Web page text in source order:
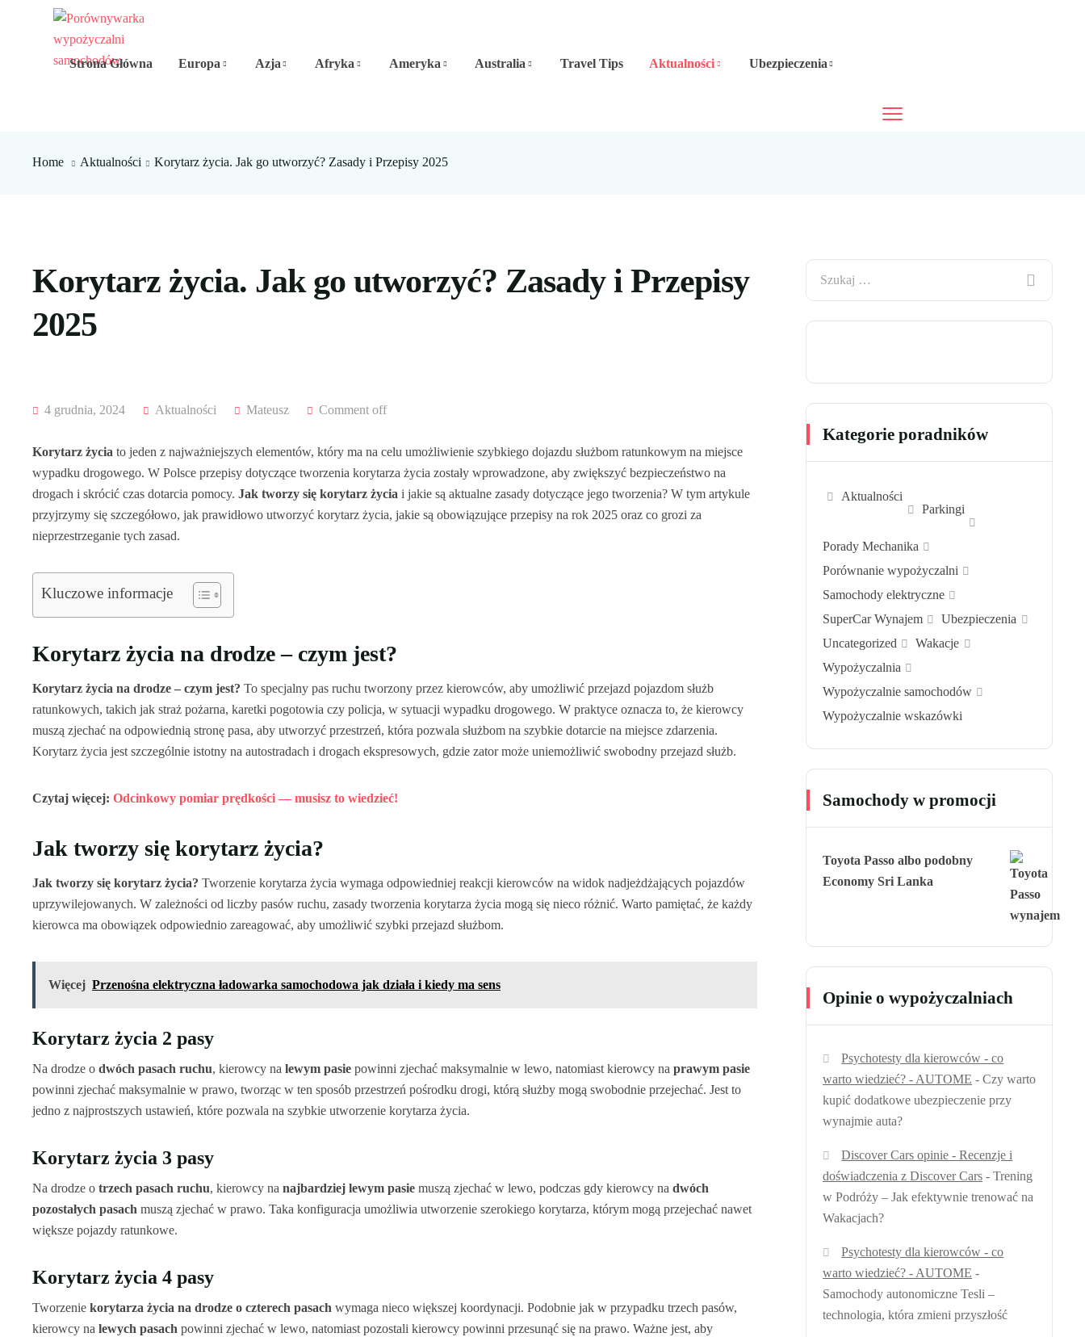
Strona Główna Europa Azja Afryka Ameryka Australia Travel Tips Aktualności Ubezpieczenia
Home Aktualności Korytarz życia. Jak go utworzyć? Zasady i Przepisy 2025
Korytarz życia. Jak go utworzyć? Zasady i Przepisy
2025
4 grudnia, 2024 Aktualności Mateusz Comment off
Korytarz życia to jeden z najważniejszych elementów, który ma na celu umożliwienie szybkiego dojazdu służbom ratunkowym na miejsce
wypadku drogowego. W Polsce przepisy dotyczące tworzenia korytarza życia zostały wprowadzone, aby zwiększyć bezpieczeństwo na
drogach i skrócić czas dotarcia pomocy. Jak tworzy się korytarz życia i jakie są aktualne zasady dotyczące jego tworzenia? W tym artykule
przyjrzymy się szczegółowo, jak prawidłowo utworzyć korytarz życia, jakie są obowiązujące przepisy na rok 2025 oraz co grozi za
nieprzestrzeganie tych zasad.
Kluczowe informacje
Korytarz życia na drodze – czym jest?
Korytarz życia na drodze – czym jest? To specjalny pas ruchu tworzony przez kierowców, aby umożliwić przejazd pojazdom służb
ratunkowych, takich jak straż pożarna, karetki pogotowia czy policja, w sytuacji wypadku drogowego. W praktyce oznacza to, że kierowcy
muszą zjechać na odpowiednią stronę pasa, aby utworzyć przestrzeń, która pozwala służbom na szybkie dotarcie na miejsce zdarzenia.
Korytarz życia jest szczególnie istotny na autostradach i drogach ekspresowych, gdzie zator może uniemożliwić swobodny przejazd służb.
Czytaj więcej: Odcinkowy pomiar prędkości — musisz to wiedzieć!
Jak tworzy się korytarz życia?
Jak tworzy się korytarz życia? Tworzenie korytarza życia wymaga odpowiedniej reakcji kierowców na widok nadjeżdżających pojazdów
uprzywilejowanych. W zależności od liczby pasów ruchu, zasady tworzenia korytarza życia mogą się nieco różnić. Warto pamiętać, że każdy
kierowca ma obowiązek odpowiednio zareagować, aby umożliwić szybki przejazd służbom.
Więcej Przenośna elektryczna ładowarka samochodowa jak działa i kiedy ma sens
Korytarz życia 2 pasy
Na drodze o dwóch pasach ruchu, kierowcy na lewym pasie powinni zjechać maksymalnie w lewo, natomiast kierowcy na prawym pasie
powinni zjechać maksymalnie w prawo, tworząc w ten sposób przestrzeń pośrodku drogi, którą służby mogą swobodnie przejechać. Jest to
jedno z najprostszych ustawień, które pozwala na szybkie utworzenie korytarza życia.
Korytarz życia 3 pasy
Na drodze o trzech pasach ruchu, kierowcy na najbardziej lewym pasie muszą zjechać w lewo, podczas gdy kierowcy na dwóch
pozostałych pasach muszą zjechać w prawo. Taka konfiguracja umożliwia utworzenie szerokiego korytarza, którym mogą przejechać nawet
większe pojazdy ratunkowe.
Korytarz życia 4 pasy
Tworzenie korytarza życia na drodze o czterech pasach wymaga nieco większej koordynacji. Podobnie jak w przypadku trzech pasów,
kierowcy na lewych pasach powinni zjechać w lewo, natomiast pozostali kierowcy powinni przesunąć się na prawo. Ważne jest, aby
Kategorie poradników
Aktualności
Parkingi
Porady Mechanika
Porównanie wypożyczalni
Samochody elektryczne
SuperCar Wynajem
Ubezpieczenia
Uncategorized
Wakacje
Wypożyczalnia
Wypożyczalnie samochodów
Wypożyczalnie wskazówki
Samochody w promocji
Toyota Passo albo podobny
Economy Sri Lanka
Opinie o wypożyczalniach
Psychotesty dla kierowców - co
warto wiedzieć? - AUTOME - Czy warto
kupić dodatkowe ubezpieczenie przy
wynajmie auta?
Discover Cars opinie - Recenzje i
doświadczenia z Discover Cars - Trening
w Podróży – Jak efektywnie trenować na
Wakacjach?
Psychotesty dla kierowców - co
warto wiedzieć? - AUTOME -
Samochody autonomiczne Tesli –
technologia, która zmieni przyszłość